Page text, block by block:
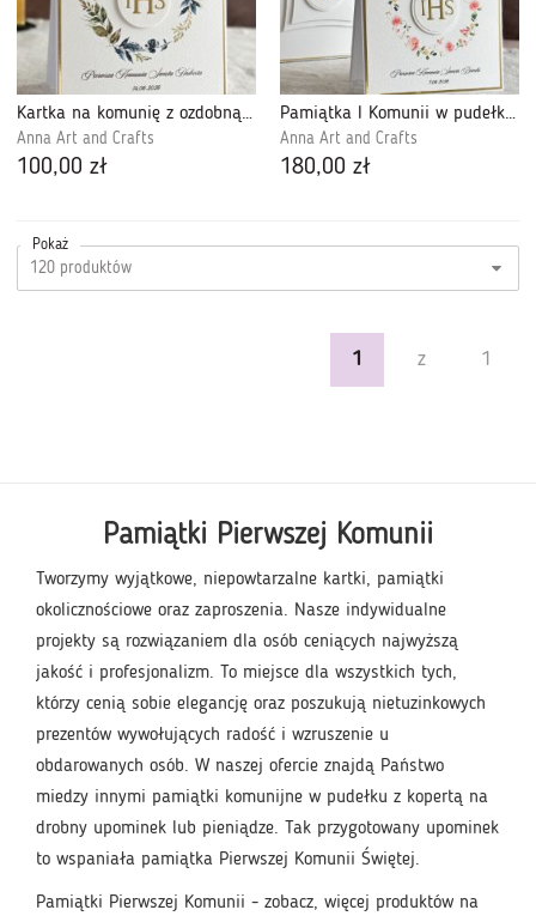
Kartka na komunię z ozdobną kopertą, 84z
Anna Art and Crafts
100,00 zł
Pamiątka I Komunii w pudełku z kopertą, 103
Anna Art and Crafts
180,00 zł
Pokaż
1 z 1
Pamiątki Pierwszej Komunii
Tworzymy wyjątkowe, niepowtarzalne kartki, pamiątki
okolicznościowe oraz zaproszenia. Nasze indywidualne
projekty są rozwiązaniem dla osób ceniących najwyższą
jakość i profesjonalizm. To miejsce dla wszystkich tych,
którzy cenią sobie elegancję oraz poszukują nietuzinkowych
prezentów wywołujących radość i wzruszenie u
obdarowanych osób. W naszej ofercie znajdą Państwo
miedzy innymi pamiątki komunijne w pudełku z kopertą na
drobny upominek lub pieniądze. Tak przygotowany upominek
to wspaniała pamiątka Pierwszej Komunii Świętej.
Pamiątki Pierwszej Komunii - zobacz, więcej produktów na